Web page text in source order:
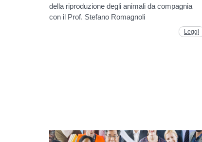
della riproduzione degli animali da compagnia
con il Prof. Stefano Romagnoli
Leggi